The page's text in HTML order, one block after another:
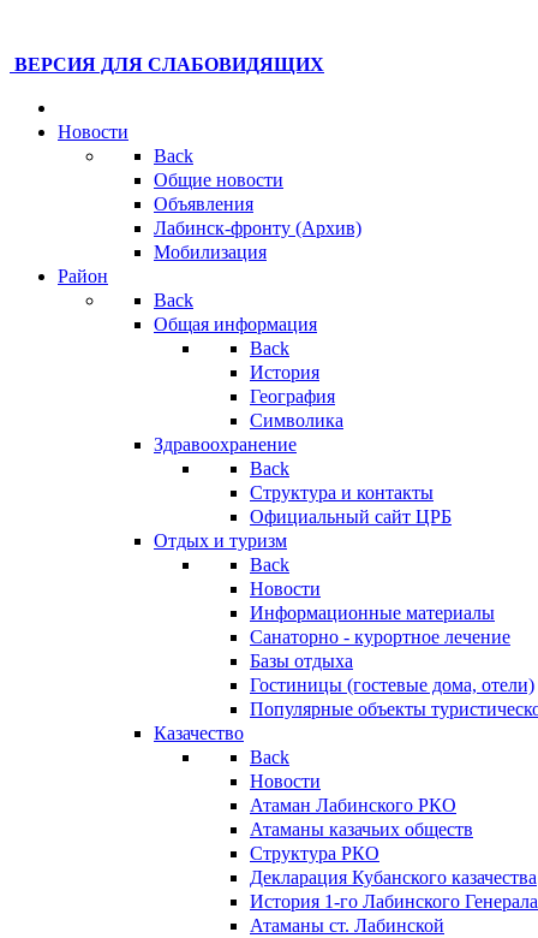
ВЕРСИЯ ДЛЯ СЛАБОВИДЯЩИХ
Новости
Back
Общие новости
Объявления
Лабинск-фронту (Архив)
Мобилизация
Район
Back
Общая информация
Back
История
География
Символика
Здравоохранение
Back
Структура и контакты
Официальный сайт ЦРБ
Отдых и туризм
Back
Новости
Информационные материалы
Санаторно - курортное лечение
Базы отдыха
Гостиницы (гостевые дома, отели)
Популярные объекты
Казачество
Back
Новости
Атаман Лабинского РКО
Атаманы казачьих обществ
Структура РКО
Декларация Кубанского казачества
История 1-го Лабинского
Атаманы ст. Лабинской